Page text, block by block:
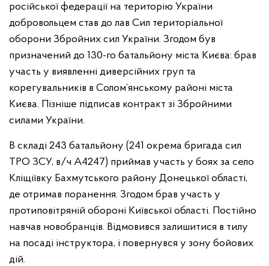
російської федерації на територію України
добровольцем став до лав Сил територіальної
оборони Збройних сил України. Згодом був
призначений до 130-го батальйону міста Києва: брав
участь у виявленні диверсійних груп та
корегувальників в Солом’янському районі міста
Києва. Пізніше підписав контракт зі Збройними
силами України.
В складі 243 батальйону (241 окрема бригада сил
ТРО ЗСУ, в/ч А4247) приймав участь у боях за село
Кліщіївку Бахмутського району Донецької області,
де отримав поранення. Згодом брав участь у
протиповітряній обороні Київської області. Постійно
навчав новобранців. Відмовився залишитися в тилу
на посаді інструктора, і повернувся у зону бойових
дій.